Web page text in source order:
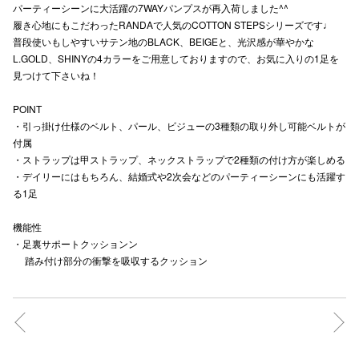
パーティーシーンに大活躍の7WAYパンプスが再入荷しました^^
履き心地にもこだわったRANDAで人気のCOTTON STEPSシリーズです♩
普段使いもしやすいサテン地のBLACK、BEIGEと、光沢感が華やかな
L.GOLD、SHINYの4カラーをご用意しておりますので、お気に入りの1足を
見つけて下さいね！
POINT
・引っ掛け仕様のベルト、パール、ビジューの3種類の取り外し可能ベルトが
付属
・ストラップは甲ストラップ、ネックストラップで2種類の付け方が楽しめる
・デイリーにはもちろん、結婚式や2次会などのパーティーシーンにも活躍す
る1足
機能性
・足裏サポートクッションン
踏み付け部分の衝撃を吸収するクッション
プライバシ
利用規約
秋田オ
キャナルシ
那覇